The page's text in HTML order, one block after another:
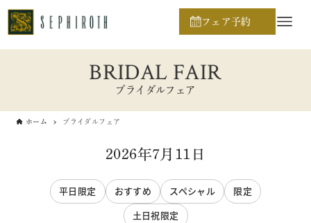
フェア予約
BRIDAL FAIR
ブライダルフェア
ホーム ブライダルフェア
2026年7月11日
平日限定 おすすめ スペシャル
限定
土日祝限定